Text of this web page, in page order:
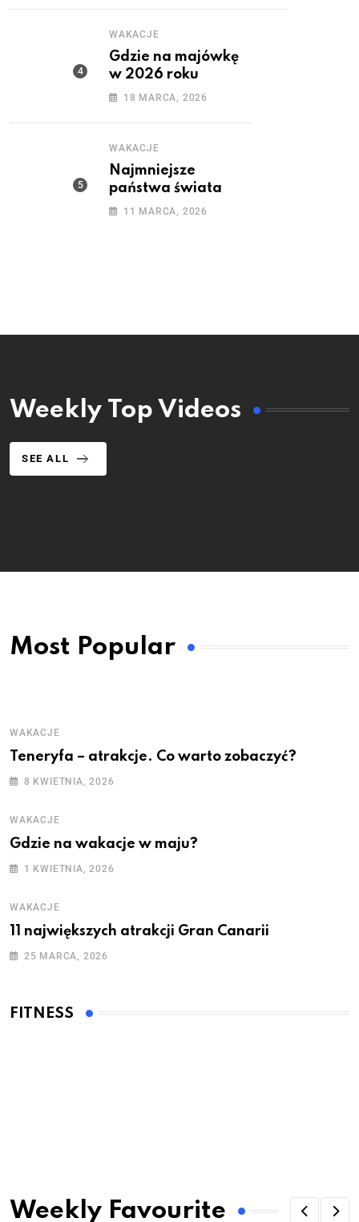
WAKACJE
Gdzie na majówkę
w 2026 roku
18 MARCA, 2026
WAKACJE
Najmniejsze
państwa świata
11 MARCA, 2026
Weekly Top Videos
SEE ALL
Most Popular
WAKACJE
Teneryfa – atrakcje. Co warto zobaczyć?
8 KWIETNIA, 2026
WAKACJE
Gdzie na wakacje w maju?
1 KWIETNIA, 2026
WAKACJE
11 największych atrakcji Gran Canarii
25 MARCA, 2026
FITNESS
Weekly Favourite